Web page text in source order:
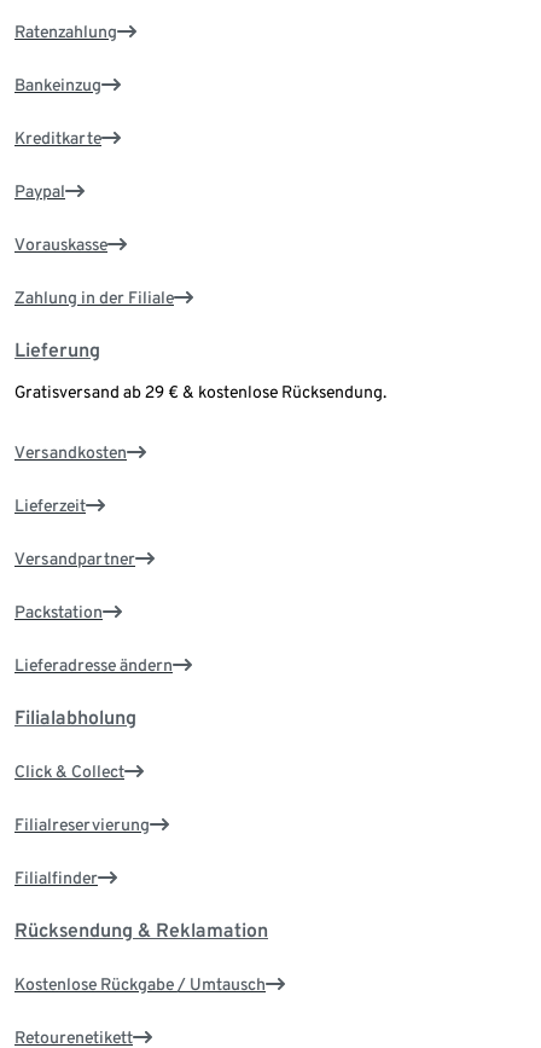
Ratenzahlung
Bankeinzug
Kreditkarte
Paypal
Vorauskasse
Zahlung in der Filiale
Lieferung
Gratisversand ab 29 € & kostenlose Rücksendung.
Versandkosten
Lieferzeit
Versandpartner
Packstation
Lieferadresse ändern
Filialabholung
Click & Collect
Filialreservierung
Filialfinder
Rücksendung & Reklamation
Kostenlose Rückgabe / Umtausch
Retourenetikett